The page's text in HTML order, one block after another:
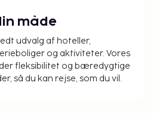
måde
udvalg af hoteller,
og aktiviteter. Vores
fleksibilitet og bæredygtige
så du kan rejse, som du vil.